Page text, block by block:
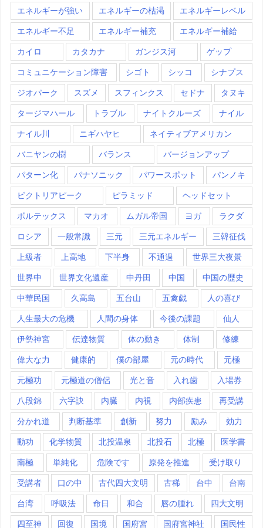
エネルギーが強い エネルギーの枯渇 エネルギーレベル
エネルギー不足 エネルギー補充 エネルギー補給
カイロ カタカナ ガンジス河 ゲップ
コミュニケーション障害 シゴト シッコ シナプス
ジオパーク スズメ スフィンクス セドナ タヌキ
タージマハール トラブル ナイトクルーズ ナイル
ナイル川 ニギハヤヒ ネイティブアメリカン
バニヤンの樹 バランス バージョンアップ
パターン化 パナソニック パワースポット パンノキ
ビクトリアピーク ピラミッド ヘッドセット
ボルテックス マカオ ムガル帝国 ヨガ ラクダ
ロシア 一般常識 三元 三元エネルギー 三韓征伐
上級者 上高地 下半身 不通過 世界三大夜景
世界中 世界文化遺産 中丹田 中国 中国の歴史
中華民国 久高島 五台山 五禽戯 人の喜び
人生最大の危機 人間の身体 今後の課題 仙人
伊勢神宮 伝達物質 体の動き 体制 修練
偉大な力 健康的 僕の部屋 元の時代 元極
元極功 元極道の僧侶 光と音 入れ歯 入場券
八段錦 六字訣 内臓 内視 内部疾患 再受講
分かれ道 判断基準 創新 努力 励み 効力
動功 化学物質 北投温泉 北投石 北極 医学書
南極 単純化 危険です 原発を推進 受け取り
受講者 口の中 古代四大文明 古稀 台中 台南
台湾 呼吸法 命日 和合 唇の腫れ 四大文明
四至神 回復 国境 国府宮 国府宮神社 国民性